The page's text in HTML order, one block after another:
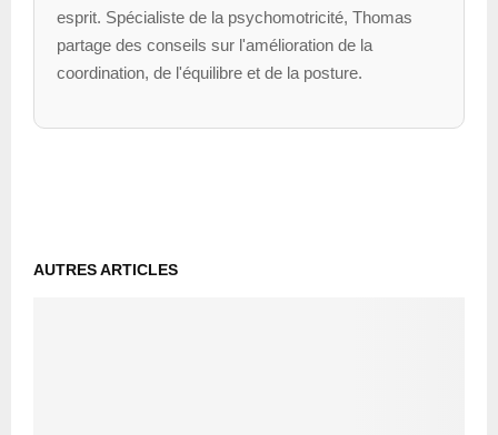
esprit. Spécialiste de la psychomotricité, Thomas
partage des conseils sur l'amélioration de la
coordination, de l'équilibre et de la posture.
AUTRES ARTICLES